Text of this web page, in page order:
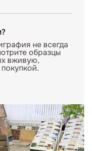
не всегда
образцы
вживую,